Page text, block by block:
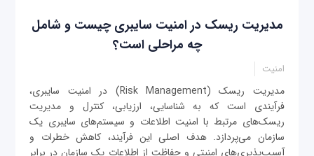
مدیریت ریسک در امنیت سایبری چیست و شامل
چه مراحلی است؟
امنیت
مدیریت ریسک (Risk Management) در امنیت سایبری،
فرآیندی است که به شناسایی، ارزیابی، کنترل و مدیریت
ریسک‌های مرتبط با امنیت اطلاعات و سیستم‌های سایبری یک
سازمان می‌پردازد. هدف اصلی این فرآیند، کاهش خطرات و
آسیب‌پذیری‌های امنیتی و حفاظت از اطلاعات یک سازمان در برابر